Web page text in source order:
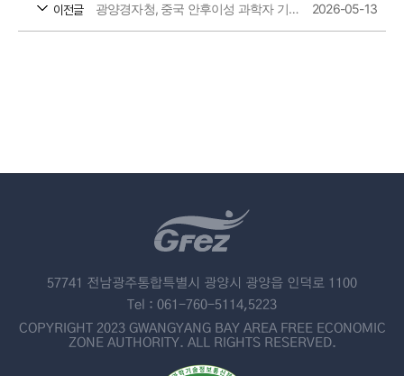
이전글 광양경자청, 중국 안후이성 과학자 기업가 협회와 업무협약 체결 2026-05-13
57741 전남광주통합특별시 광양시 광양읍 인덕로 1100
Tel : 061-760-5114,5223
COPYRIGHT 2023 GWANGYANG BAY AREA FREE ECONOMIC
ZONE AUTHORITY. ALL RIGHTS RESERVED.